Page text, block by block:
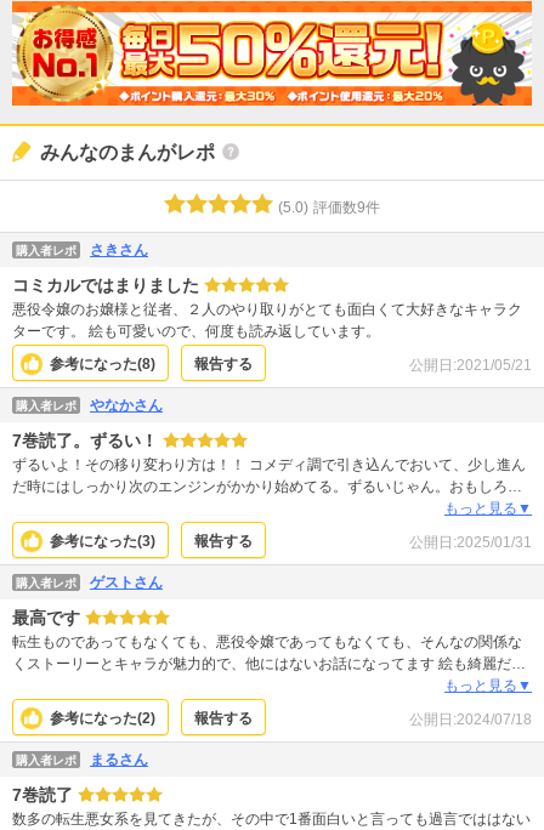
みんなのまんがレポ
(5.0) 評価数9件
購入者レポ さきさん
コミカルではまりました
悪役令嬢のお嬢様と従者、２人のやり取りがとても面白くて大好きなキャラク
ターです。 絵も可愛いので、何度も読み返しています。
参考になった(8) 報告する 公開日:2021/05/21
購入者レポ やなかさん
7巻読了。ずるい！
ずるいよ！その移り変わり方は！！ コメディ調で引き込んでおいて、少し進ん
だ時にはしっかり次のエンジンがかかり始めてる。ずるいじゃん。おもしろー
いでページ捲ってたら、いつの間にか次を先をにさせられてるんだもん。 止ま
んないよ！一気に全部買って読んじゃったよ！もう今次がないよ！読みたい
よ！！しっかりフルスロットルまで見せつけられて、ベタ踏みのままお預けだ
よ！ ☆0~5で言うならまあ☆7ってとこスかね
もっと見る▼
参考になった(3) 報告する 公開日:2025/01/31
購入者レポ ゲストさん
最高です
転生ものであってもなくても、悪役令嬢であってもなくても、そんなの関係な
くストーリーとキャラが魅力的で、他にはないお話になってます 絵も綺麗だ
もっと見る▼
参考になった(2) 報告する 公開日:2024/07/18
購入者レポ まるさん
7巻読了
数多の転生悪女系を見てきたが、その中で1番面白いと言っても過言でははない